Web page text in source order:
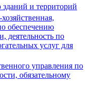
и территорий
обеспечению
деятельность по
услуг для
управления по
обязательному